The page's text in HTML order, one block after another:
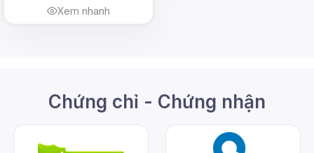
Xem nhanh
Chứng chỉ - Chứng nhận